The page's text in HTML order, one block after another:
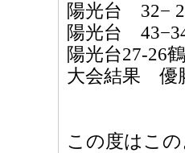
陽光台 32−
陽光台
陽光台27-26
大会結果 優
この度はこ